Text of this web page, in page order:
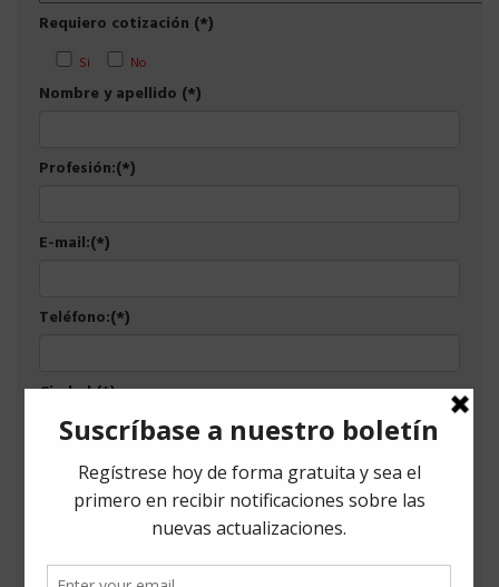
Requiero cotización (*)
Si No
Nombre y apellido (*)
Profesión:(*)
E-mail:(*)
Teléfono:(*)
Ciudad:(*)
Empresa:(*)